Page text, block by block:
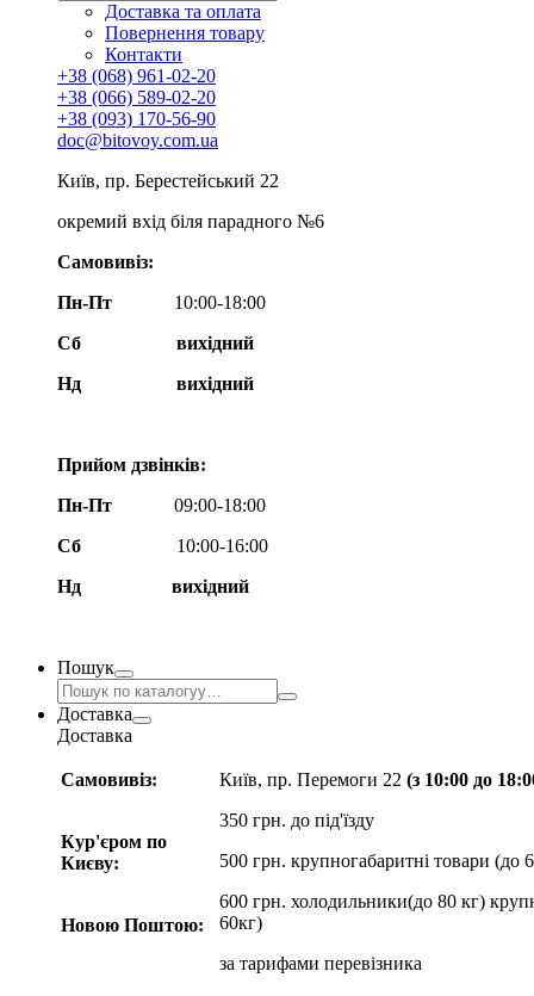
Доставка та оплата
Повернення товару
Контакти
+38 (068) 961-02-20
+38 (066) 589-02-20
+38 (093) 170-56-90
doc@bitovoy.com.ua
Київ, пр. Берестейський 22
окремий вхід біля парадного №6
Самовивіз:
Пн-Пт
10:00-18:00
Сб
вихідний
Нд
вихідний
Прийом дзвінків:
Пн-Пт
09:00-18:00
Сб
10:00-16:00
Нд вихідний
Пошук
Доставка
Доставка
Самовивіз:
Кур'єром по
Києву:
Новою Поштою:
Київ, пр. Перемоги 22 (з 10:00 до
350 грн. до під'їзду
500 грн. крупногабаритні товари (до
600 грн. холодильники(до 80 кг)
60кг)
за тарифами перевізника